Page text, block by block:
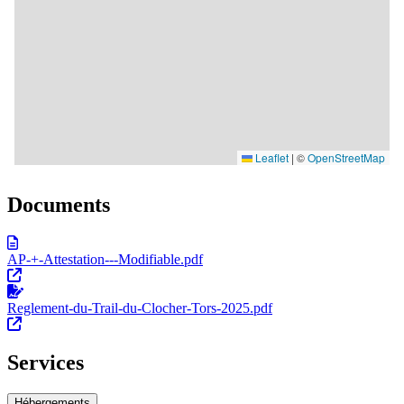
Documents
AP-+-Attestation---Modifiable.pdf
Reglement-du-Trail-du-Clocher-Tors-2025.pdf
Services